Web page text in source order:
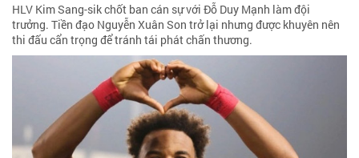
HLV Kim Sang-sik chốt ban cán sự với Đỗ Duy Mạnh làm đội
trưởng. Tiền đạo Nguyễn Xuân Son trở lại nhưng được khuyên nên
thi đấu cẩn trọng để tránh tái phát chấn thương.